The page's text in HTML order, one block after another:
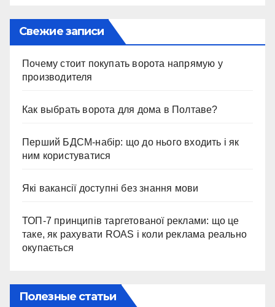
Свежие записи
Почему стоит покупать ворота напрямую у
производителя
Как выбрать ворота для дома в Полтаве?
Перший БДСМ-набір: що до нього входить і як
ним користуватися
Які вакансії доступні без знання мови
ТОП-7 принципів таргетованої реклами: що це
таке, як рахувати ROAS і коли реклама реально
окупається
Полезные статьи